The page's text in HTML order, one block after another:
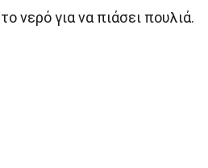
νερό για να πιάσει πουλιά.